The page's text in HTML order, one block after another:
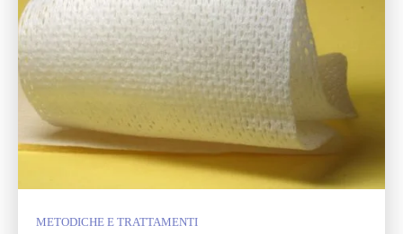
METODICHE E TRATTAMENTI